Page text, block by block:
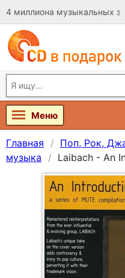
4 миллиона музыкальных
Меню
Главная Поп, Рок,
музыка
Laibach - An